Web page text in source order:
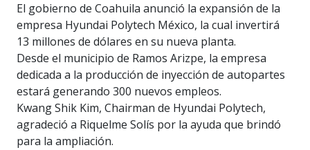
El gobierno de Coahuila anunció la expansión de la
empresa Hyundai Polytech México, la cual invertirá
13 millones de dólares en su nueva planta.
Desde el municipio de Ramos Arizpe, la empresa
dedicada a la producción de inyección de autopartes
estará generando 300 nuevos empleos.
Kwang Shik Kim, Chairman de Hyundai Polytech,
agradeció a Riquelme Solís por la ayuda que brindó
para la ampliación.